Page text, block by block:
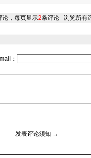
论，每页显示2条评论 浏览所有
：
表评论须知 →